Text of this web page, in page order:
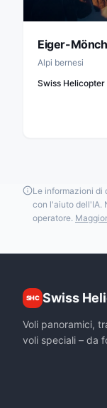
Eiger-
Alpi bernesi
Swiss Helicopter
Le informazioni di
con l'aiuto dell'IA.
operatore.
SHC Swiss
Voli panoramici,
voli speciali – da